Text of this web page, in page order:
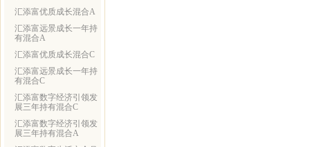
汇添富优质成长混合A
汇添富远景成长一年持
有混合A
汇添富优质成长混合C
汇添富远景成长一年持
有混合C
汇添富数字经济引领发
展三年持有混合C
汇添富数字经济引领发
展三年持有混合A